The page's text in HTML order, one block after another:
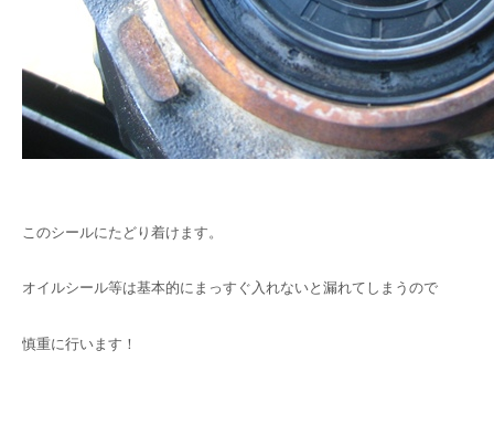
このシールにたどり着けます。
オイルシール等は基本的にまっすぐ入れないと漏れてしまうので
慎重に行います！